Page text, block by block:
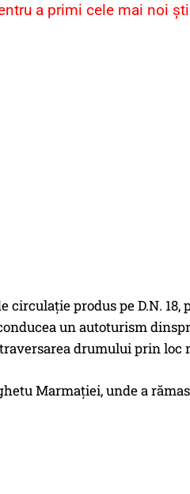
a primi cele mai noi
produs pe D.N. 18,
un autoturism
drumului prin loc
Marmaţiei, unde a